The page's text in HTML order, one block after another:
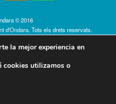
© 2016
d'Ondara. Tots els drets reservats.
la mejor experiencia en
cookies utilizamos o